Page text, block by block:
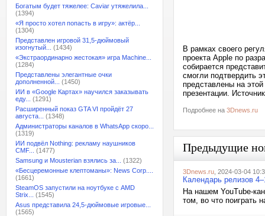
Богатым будет тяжелее: Caviar утяжелила...
(1394)
«Я просто хотел попасть в игру»: актёр...
(1304)
Представлен игровой 31,5-дюймовый
изогнутый...
(1434)
«Экстраординарно жестокая» игра Machine...
(1284)
Представлены элегантные очки
дополненной...
(1450)
ИИ в «Google Картах» научился заказывать
еду...
(1291)
Расширенный показ GTA VI пройдёт 27
августа...
(1348)
Администраторы каналов в WhatsApp скоро...
(1319)
ИИ подвёл Nothing: рекламу наушников
CMF...
(1477)
Samsung и Mousterian взялись за...
(1322)
«Бесцеремонные клептоманы»: News Corp....
(1661)
SteamOS запустили на ноутбуке с AMD
Strix...
(1545)
Asus представила 24,5-дюймовые игровые...
(1565)
В рамках своего
проекта Apple по
собирается
смогли подтвердить
представлены на
презентации.
Подробнее на 3Dnews.ru
Предыдущие
3Dnews.ru , 2024-03-04
Календарь релизов
На нашем YouTube-
том, во что поиграть